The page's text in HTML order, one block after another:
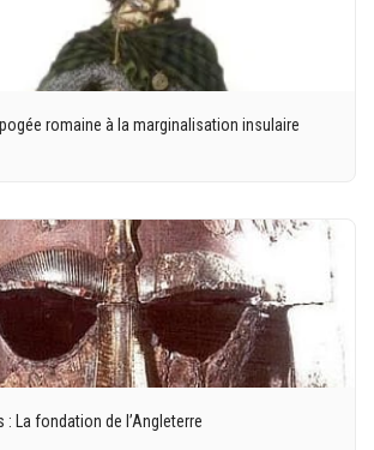
romaine à la marginalisation insulaire
: La fondation de l’Angleterre